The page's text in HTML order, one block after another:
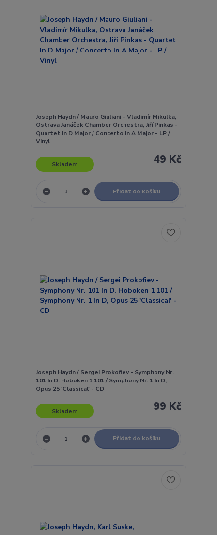
Joseph Haydn / Mauro Giuliani - Vladimír Mikulka,
Ostrava Janáček Chamber Orchestra, Jiří Pinkas -
Quartet In D Major / Concerto In A Major - LP /
Vinyl
49 Kč
Skladem
Přidat do košíku
Joseph Haydn / Sergei Prokofiev - Symphony Nr.
101 In D. Hoboken 1 101 / Symphony Nr. 1 In D,
Opus 25 'Classical' - CD
99 Kč
Skladem
Přidat do košíku